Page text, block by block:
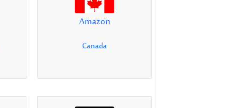
Amazon
Canada